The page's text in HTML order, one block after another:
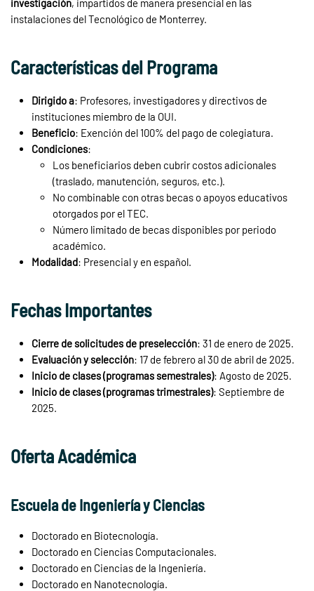
investigación, impartidos de manera presencial en las
instalaciones del Tecnológico de Monterrey.
Características del Programa
Dirigido a: Profesores, investigadores y directivos de
instituciones miembro de la OUI.
Beneficio: Exención del 100% del pago de colegiatura.
Condiciones:
Los beneficiarios deben cubrir costos adicionales
(traslado, manutención, seguros, etc.).
No combinable con otras becas o apoyos educativos
otorgados por el TEC.
Número limitado de becas disponibles por periodo
académico.
Modalidad: Presencial y en español.
Fechas Importantes
Cierre de solicitudes de preselección: 31 de enero de 2025.
Evaluación y selección: 17 de febrero al 30 de abril de 2025.
Inicio de clases (programas semestrales): Agosto de 2025.
Inicio de clases (programas trimestrales): Septiembre de
2025.
Oferta Académica
Escuela de Ingeniería y Ciencias
Doctorado en Biotecnología.
Doctorado en Ciencias Computacionales.
Doctorado en Ciencias de la Ingeniería.
Doctorado en Nanotecnología.